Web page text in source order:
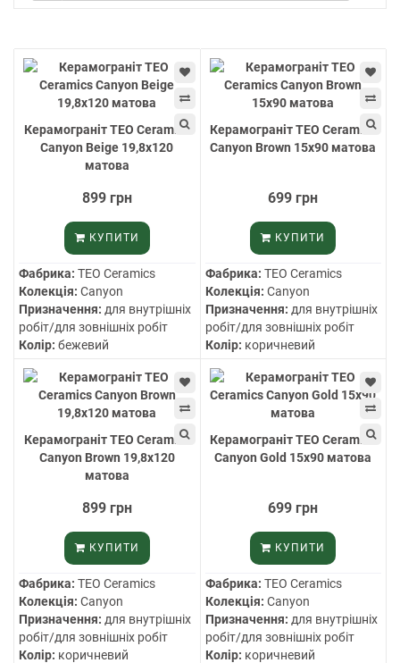
Керамограніт TEO Ceramics
Canyon Beige 19,8х120
матова
899 грн
КУПИТИ
Фабрика: TEO Ceramics
Колекція: Canyon
Призначення: для внутрішніх
робіт/для зовнішніх робіт
Колір: бежевий
Керамограніт TEO Ceramics
Canyon Brown 15х90 матова
699 грн
КУПИТИ
Фабрика: TEO Ceramics
Колекція: Canyon
Призначення: для внутрішніх
робіт/для зовнішніх робіт
Колір: коричневий
Керамограніт TEO Ceramics
Canyon Brown 19,8х120
матова
899 грн
КУПИТИ
Фабрика: TEO Ceramics
Колекція: Canyon
Призначення: для внутрішніх
робіт/для зовнішніх робіт
Колір: коричневий
Керамограніт TEO Ceramics
Canyon Gold 15х90 матова
699 грн
КУПИТИ
Фабрика: TEO Ceramics
Колекція: Canyon
Призначення: для внутрішніх
робіт/для зовнішніх робіт
Колір: коричневий